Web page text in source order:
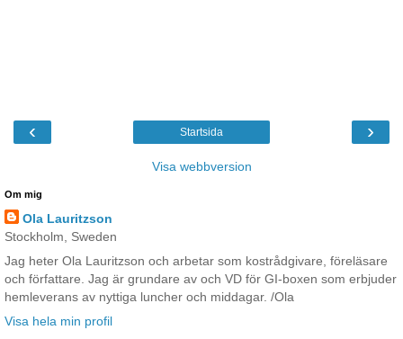
‹ ›
Startsida
Visa webbversion
Om mig
Ola Lauritzson
Stockholm, Sweden
Jag heter Ola Lauritzson och arbetar som kostrådgivare, föreläsare
och författare. Jag är grundare av och VD för GI-boxen som erbjuder
hemleverans av nyttiga luncher och middagar. /Ola
Visa hela min profil